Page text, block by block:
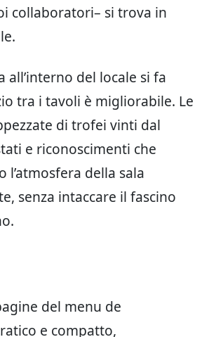
collaboratori– si trova in
all’interno del locale si fa
tra i tavoli è migliorabile. Le
di trofei vinti dal
e riconoscimenti che
l’atmosfera della sala
senza intaccare il fascino
del menu de
e compatto,